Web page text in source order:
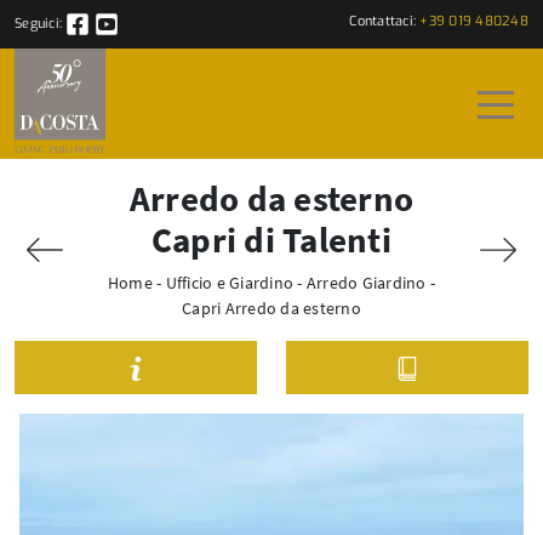
Seguici: Contattaci: +39 019 480248
Arredo da esterno
Capri di Talenti
Home- Ufficio e Giardino - Arredo Giardino -
Capri Arredo da esterno